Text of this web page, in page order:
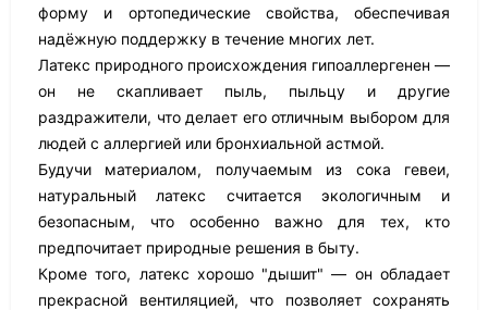
форму и ортопедические свойства, обеспечивая
надёжную поддержку в течение многих лет.
Латекс природного происхождения гипоаллергенен —
он не скапливает пыль, пыльцу и другие
раздражители, что делает его отличным выбором для
людей с аллергией или бронхиальной астмой.
Будучи материалом, получаемым из сока гевеи,
натуральный латекс считается экологичным и
безопасным, что особенно важно для тех, кто
предпочитает природные решения в быту.
Кроме того, латекс хорошо "дышит" — он обладает
прекрасной вентиляцией, что позволяет сохранять